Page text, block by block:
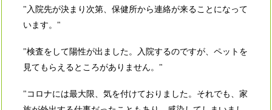
"入院先が決まり次第、保健所から連絡が来ることになって
います。"
"検査をして陽性が出ました。入院するのですが、ペットを
見てもらえるところがありません。"
"コロナには最大限、気を付けておりました。それでも、家